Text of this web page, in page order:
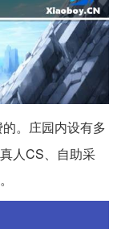
的。庄园内设有多
人CS、自助采